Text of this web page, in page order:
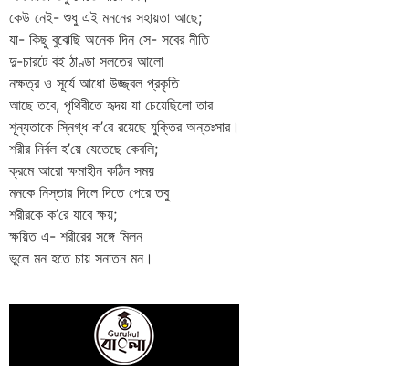
কেউ নেই- শুধু এই মননের সহায়তা আছে;
যা- কিছু বুঝেছি অনেক দিন সে- সবের নীতি
দু-চারটে বই ঠাণ্ডা সলতের আলো
নক্ষত্র ও সূর্যে আধো উজ্জ্বল প্রকৃতি
আছে তবে, পৃথিবীতে হৃদয় যা চেয়েছিলো তার
শূন্যতাকে স্নিগ্ধ ক’রে রয়েছে যুক্তির অন্তঃসার।
শরীর নির্বল হ’য়ে যেতেছে কেবলি;
ক্রমে আরো ক্ষমাহীন কঠিন সময়
মনকে নিস্তার দিলে দিতে পেরে তবু
শরীরকে ক’রে যাবে ক্ষয়;
ক্ষয়িত এ- শরীরের সঙ্গে মিলন
ভুলে মন হতে চায় সনাতন মন।